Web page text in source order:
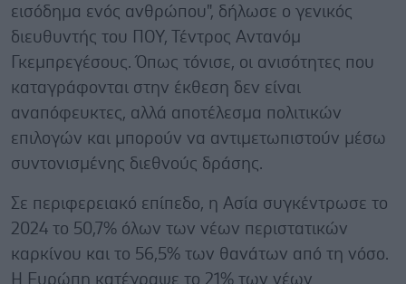
εισόδημα ενός ανθρώπου", δήλωσε ο γενικός
διευθυντής του ΠΟΥ, Τέντρος Αντανόμ
Γκεμπρεγέσους. Όπως τόνισε, οι ανισότητες που
καταγράφονται στην έκθεση δεν είναι
αναπόφευκτες, αλλά αποτέλεσμα πολιτικών
επιλογών και μπορούν να αντιμετωπιστούν μέσω
συντονισμένης διεθνούς δράσης.
Σε περιφερειακό επίπεδο, η Ασία συγκέντρωσε το
2024 το 50,7% όλων των νέων περιστατικών
καρκίνου και το 56,5% των θανάτων από τη νόσο.
Η Ευρώπη κατέγραψε το 21% των νέων